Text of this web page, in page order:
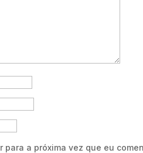
a próxima vez que eu